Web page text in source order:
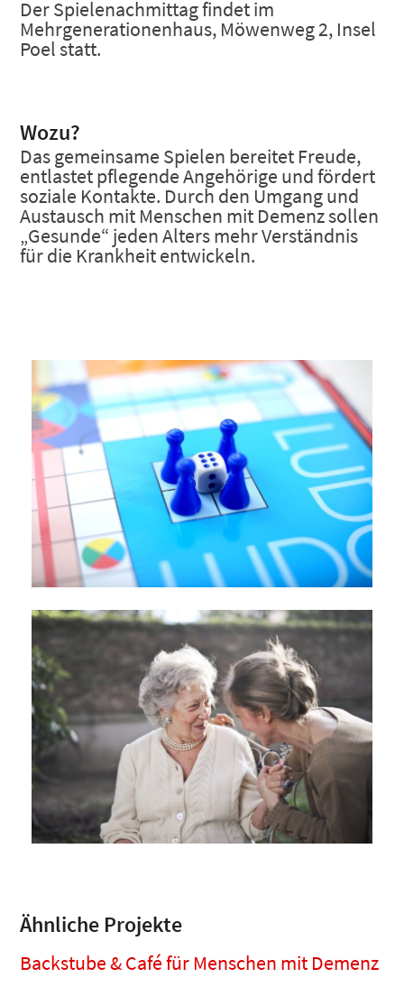
Der Spielenachmittag findet im
Mehrgenerationenhaus, Möwenweg 2, Insel
Poel statt.
Wozu?
Das gemeinsame Spielen bereitet Freude,
entlastet pflegende Angehörige und fördert
soziale Kontakte. Durch den Umgang und
Austausch mit Menschen mit Demenz sollen
„Gesunde“ jeden Alters mehr Verständnis
für die Krankheit entwickeln.
Ähnliche Projekte
Backstube & Café für Menschen mit Demenz